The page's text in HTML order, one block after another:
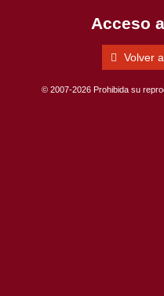
Acceso
Volver
© 2007-2026 Prohibida su